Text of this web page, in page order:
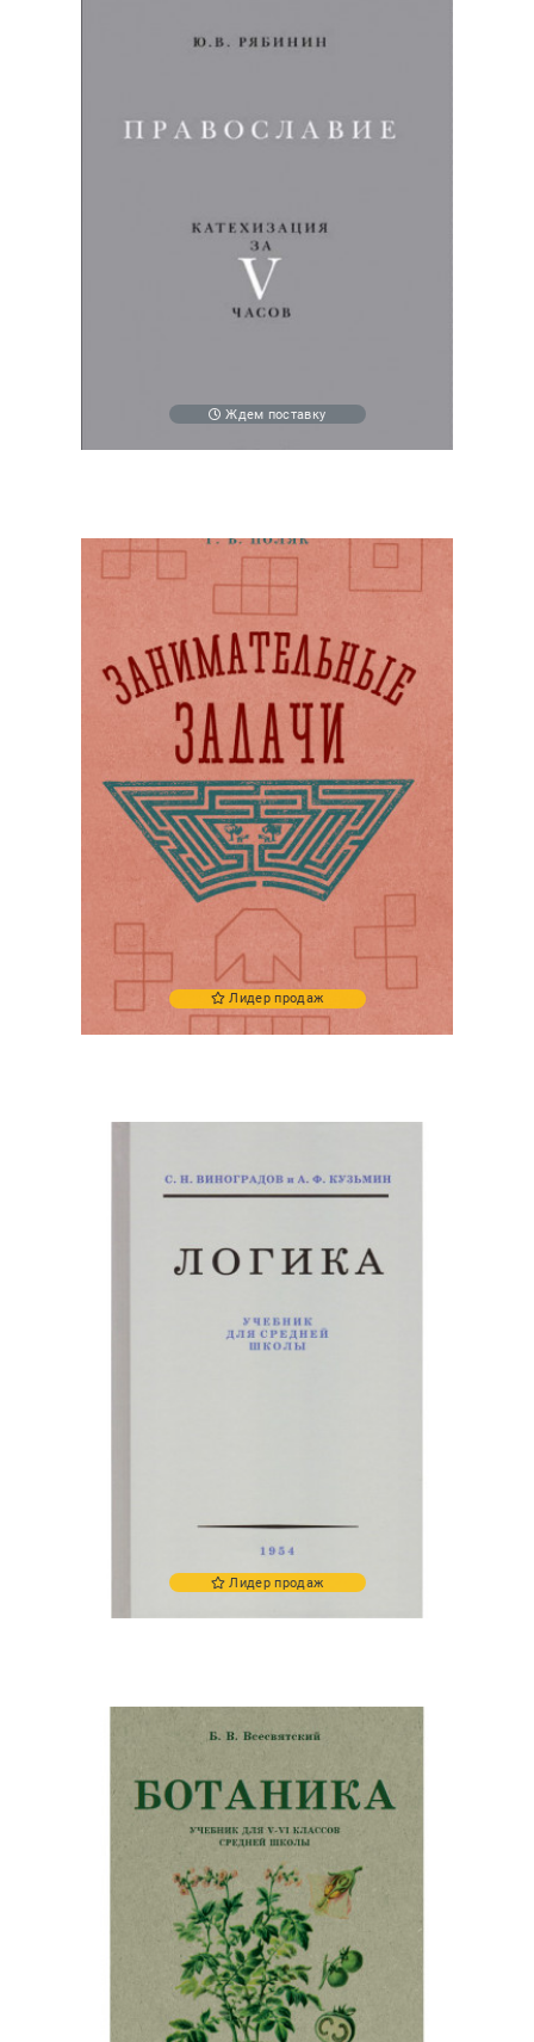
Ждем поставку
Лидер продаж
Лидер продаж